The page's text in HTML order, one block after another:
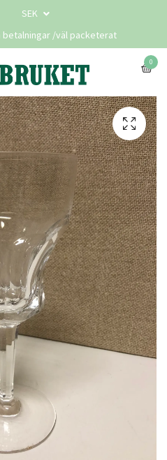
SEK
betalningar /väl packeterat
0